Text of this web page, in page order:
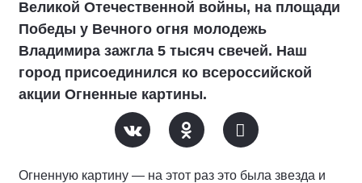
Великой Отечественной войны, на площади
Победы у Вечного огня молодежь
Владимира зажгла 5 тысяч свечей. Наш
город присоединился ко всероссийской
акции Огненные картины.
Огненную картину — на этот раз это была звезда и